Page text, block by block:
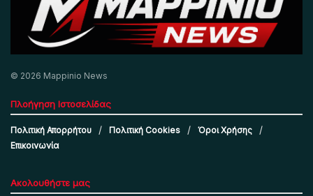
© 2026 Mappinio News
Πλοήγηση Ιστοσελίδας
Πολιτική Απορρήτου Πολιτική Cookies
Όροι Χρήσης
Επικοινωνία
Ακολουθήστε μας